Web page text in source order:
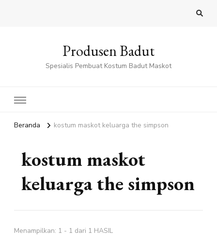
Produsen Badut
Spesialis Pembuat Kostum Badut Maskot
Beranda kostum maskot keluarga the simpson
kostum maskot
keluarga the simpson
Menampilkan: 1 - 1 dari 1 HASIL